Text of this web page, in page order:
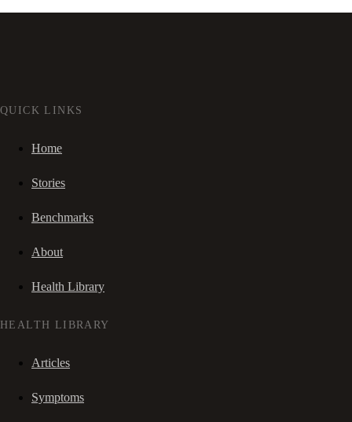
QUICK LINKS
Home
Stories
Benchmarks
About
Health Library
HEALTH LIBRARY
Articles
Symptoms